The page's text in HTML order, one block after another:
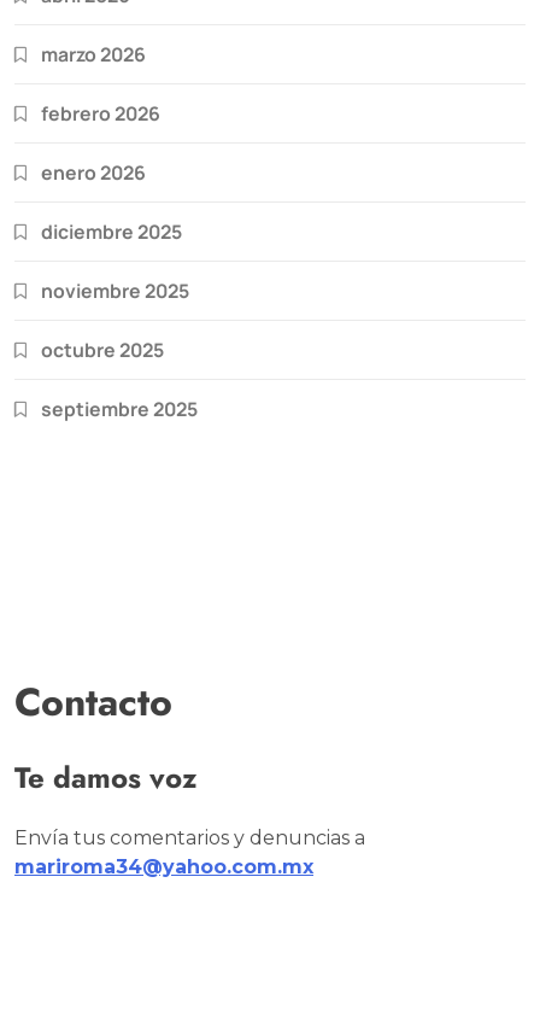
marzo 2026
febrero 2026
enero 2026
diciembre 2025
noviembre 2025
octubre 2025
septiembre 2025
Contacto
Te damos voz
Envía tus comentarios y denuncias a
mariroma34@yahoo.com.mx